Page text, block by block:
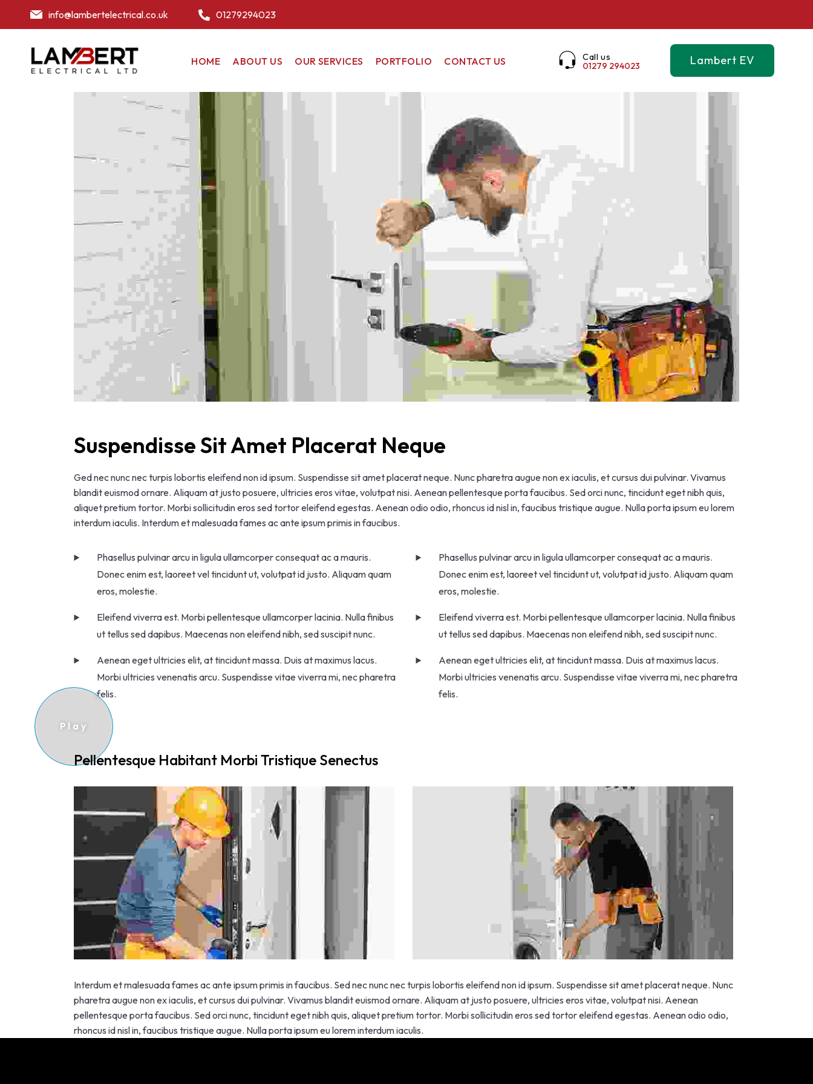
info@lambertelectrical.co.uk 01279294023
HOME ABOUT US OUR SERVICES
COMMERCIAL
PORTFOLIO CONTACT US
Call us
01279 294023
Lambert EV
Suspendisse Sit Amet Placerat Neque
Ged nec nunc nec turpis lobortis eleifend non id ipsum. Suspendisse sit amet placerat neque. Nunc pharetra augue non ex iaculis, et cursus dui pulvinar. Vivamus
blandit euismod ornare. Aliquam at justo posuere, ultricies eros vitae, volutpat nisi. Aenean pellentesque porta faucibus. Sed orci nunc, tincidunt eget nibh quis,
aliquet pretium tortor. Morbi sollicitudin eros sed tortor eleifend egestas. Aenean odio odio, rhoncus id nisl in, faucibus tristique augue. Nulla porta ipsum eu lorem
interdum iaculis. Interdum et malesuada fames ac ante ipsum primis in faucibus.
Phasellus pulvinar arcu in ligula ullamcorper consequat ac a mauris.
Donec enim est, laoreet vel tincidunt ut, volutpat id justo. Aliquam quam
eros, molestie.
Eleifend viverra est. Morbi pellentesque ullamcorper lacinia. Nulla finibus
ut tellus sed dapibus. Maecenas non eleifend nibh, sed suscipit nunc.
Aenean eget ultricies elit, at tincidunt massa. Duis at maximus lacus.
Morbi ultricies venenatis arcu. Suspendisse vitae viverra mi, nec pharetra
felis.
Phasellus pulvinar arcu in ligula ullamcorper consequat ac a mauris.
Donec enim est, laoreet vel tincidunt ut, volutpat id justo. Aliquam quam
eros, molestie.
Eleifend viverra est. Morbi pellentesque ullamcorper lacinia. Nulla finibus
ut tellus sed dapibus. Maecenas non eleifend nibh, sed suscipit nunc.
Aenean eget ultricies elit, at tincidunt massa. Duis at maximus lacus.
Morbi ultricies venenatis arcu. Suspendisse vitae viverra mi, nec pharetra
felis.
Pellentesque Habitant Morbi Tristique Senectus
Interdum et malesuada fames ac ante ipsum primis in faucibus. Sed nec nunc nec turpis lobortis eleifend non id ipsum. Suspendisse sit amet placerat neque. Nunc
pharetra augue non ex iaculis, et cursus dui pulvinar. Vivamus blandit euismod ornare. Aliquam at justo posuere, ultricies eros vitae, volutpat nisi. Aenean
pellentesque porta faucibus. Sed orci nunc, tincidunt eget nibh quis, aliquet pretium tortor. Morbi sollicitudin eros sed tortor eleifend egestas. Aenean odio odio,
rhoncus id nisl in, faucibus tristique augue. Nulla porta ipsum eu lorem interdum iaculis.